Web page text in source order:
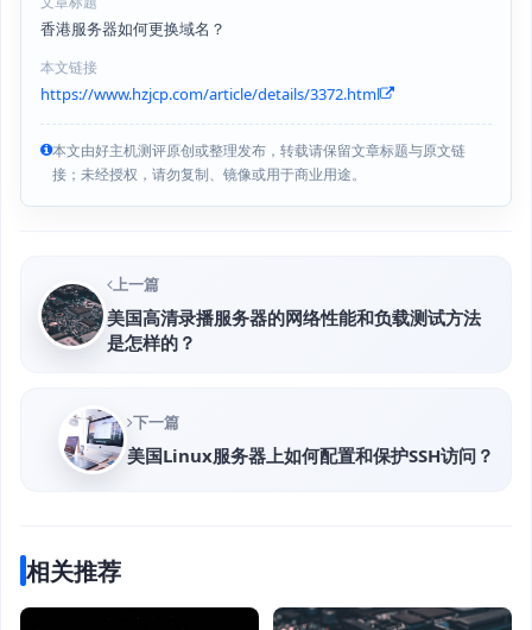
香港服务器如何更换域名？
本文链接
https://www.hzjcp.com/article/details/3372.html
本文由好主机测评原创或整理发布，转载请保留文章标题与原文链
接；未经授权，请勿复制、镜像或用于商业用途。
上一篇
美国高清录播服务器的网络性能和负载测试方法
是怎样的？
下一篇
美国Linux服务器上如何配置和保护SSH访问？
相关推荐